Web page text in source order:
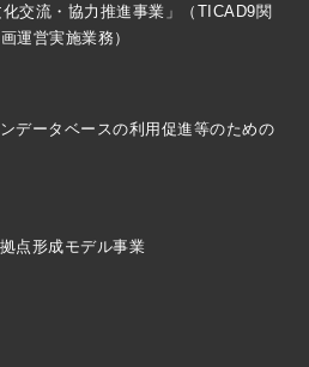
交流・協力推進事業」（TICAD9関
運営実施業務）
データベースの利用促進等のための
点形成モデル事業